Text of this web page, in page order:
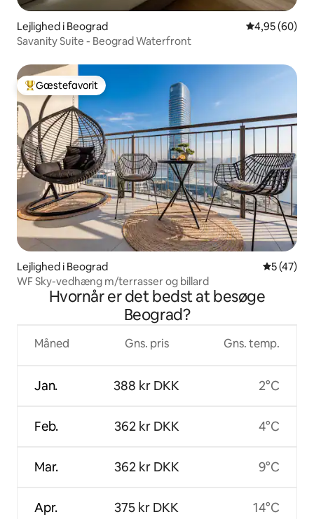
Lejlighed i Beograd 4,95 ud af 5 i
4,95 (60)
Savanity Suite - Beograd Waterfront
Bedste gæstefavorit
Gæstefavorit
Lejlighed i Beograd 5 ud af 5 i
5 (47)
WF Sky-vedhæng m/terrasser og billard
Hvornår er det bedst at besøge
Beograd?
Måned
Jan.
Feb.
Mar.
Apr.
Gns. pris
388 kr DKK
362 kr DKK
362 kr DKK
375 kr DKK
Gns. temp.
2°C
4°C
9°C
14°C